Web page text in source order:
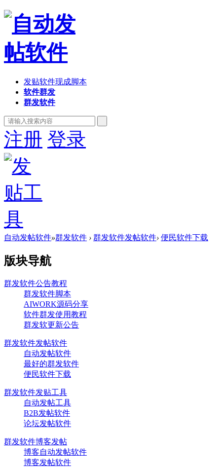
发贴软件现成脚本
软件群发
群发软件
注册 登录
自动发帖软件»群发软件 › 群发软件发帖软件› 便民软件下载
版块导航
群发软件公告教程
群发软件脚本
AIWORK源码分享
软件群发使用教程
群发软更新公告
群发软件发帖软件
自动发帖软件
最好的群发软件
便民软件下载
群发软件发贴工具
自动发帖工具
B2B发帖软件
论坛发帖软件
群发软件博客发帖
博客自动发帖软件
博客发帖软件